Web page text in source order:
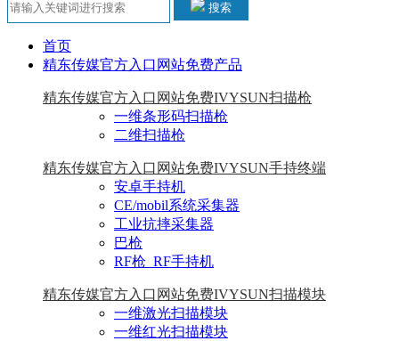
搜索
首页
精东传媒官方入口网站免费产品
精东传媒官方入口网站免费IVYSUN扫描枪
一维条形码扫描枪
二维扫描枪
精东传媒官方入口网站免费IVYSUN手持终端
安卓手持机
CE/mobil系统采集器
工业抗摔采集器
巴枪
RF枪_RF手持机
精东传媒官方入口网站免费IVYSUN扫描模块
一维激光扫描模块
一维红光扫描模块